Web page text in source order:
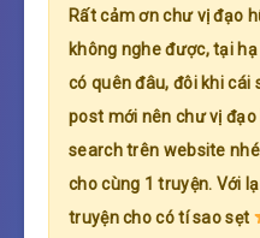
Rất cảm ơn chư vị đạo
không nghe được, tại
có quên đâu, đôi khi
post mới nên chư vị
search trên website
cho cùng 1 truyện. Với
truyện cho có tí sao sẹt